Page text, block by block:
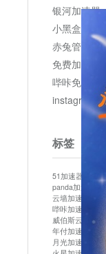
银河加速器
小黑盒加速
赤兔管理平
免费加速器
哔咔免费加
instagram
标签
51加速器 bitznet
panda加速器
云墙加速器
云
哔咔加速器
哔
威伯斯云
小明
年付加速器
心
月光加速器
机